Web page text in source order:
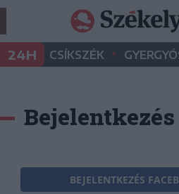
24H CSÍKSZÉK •
Bejelentkezés
BEJELENTKEZÉS